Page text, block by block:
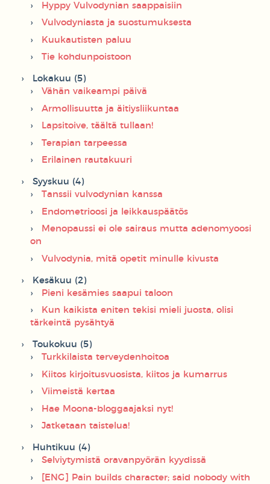
Hyppy Vulvodynian saappaisiin
Vulvodyniasta ja suostumuksesta
Kuukautisten paluu
Tie kohdunpoistoon
Lokakuu (5)
Vähän vaikeampi päivä
Armollisuutta ja äitiysliikuntaa
Lapsitoive, täältä tullaan!
Terapian tarpeessa
Erilainen rautakuuri
Syyskuu (4)
Tanssii vulvodynian kanssa
Endometrioosi ja leikkauspäätös
Menopaussi ei ole sairaus mutta adenomyoosi
on
Vulvodynia, mitä opetit minulle kivusta
Kesäkuu (2)
Pieni kesämies saapui taloon
Kun kaikista eniten tekisi mieli juosta, olisi
tärkeintä pysähtyä
Toukokuu (5)
Turkkilaista terveydenhoitoa
Kiitos kirjoitusvuosista, kiitos ja kumarrus
Viimeistä kertaa
Hae Moona-bloggaajaksi nyt!
Jatketaan taistelua!
Huhtikuu (4)
Selviytymistä oravanpyörän kyydissä
[ENG] Pain builds character; said nobody with